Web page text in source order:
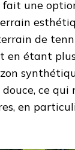
fait une
de
en étant
ce qui
en